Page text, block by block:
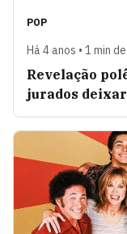
POP
Há 4 anos • 1 min
Revelação
jurados